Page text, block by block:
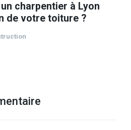
charpentier à Lyon
de votre toiture ?